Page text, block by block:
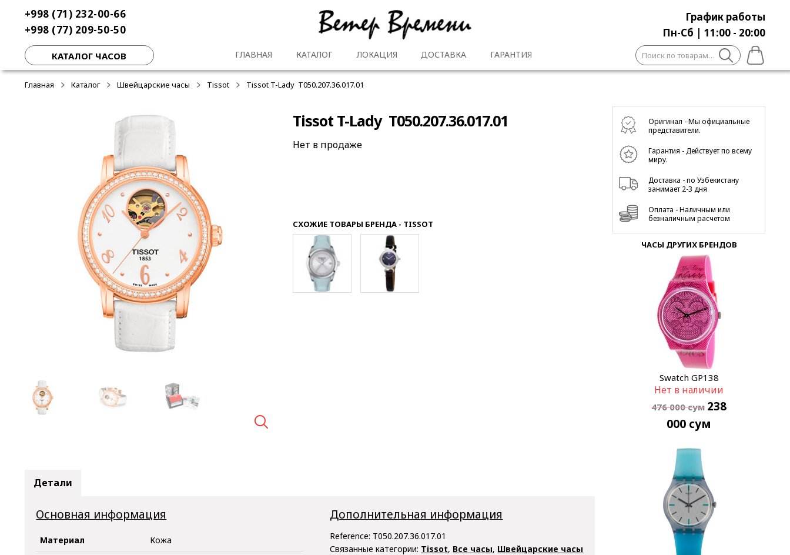
навигации
содержимому
+998 (71) 232-00-66
+998 (77) 209-50-50
График работы
Пн-Сб | 11:00 - 20:00
КАТАЛОГ ЧАСОВ ГЛАВНАЯ КАТАЛОГ ЛОКАЦИЯ ДОСТАВКА ГАРАНТИЯ Искать:
Главная Каталог Швейцарские часы Tissot Tissot T-Lady T050.207.36.017.01
Tissot T-Lady T050.207.36.017.01
Нет в продаже
СХОЖИЕ ТОВАРЫ БРЕНДА - TISSOT
Детали
Основная информация
Материал
Кожа
Дополнительная информация
Reference: T050.207.36.017.01
Связанные категории: Tissot, Все часы, Швейцарские часы
Оригинал - Мы официальные
представители.
Гарантия - Действует по всему
миру.
Доставка - по Узбекистану
занимает 2-3 дня
Оплата - Наличным или
безналичным расчетом
ЧАСЫ ДРУГИХ БРЕНДОВ
Swatch GP138
-50%
Нет в наличии
476 000сум 238
000 сум
-50%
-50%